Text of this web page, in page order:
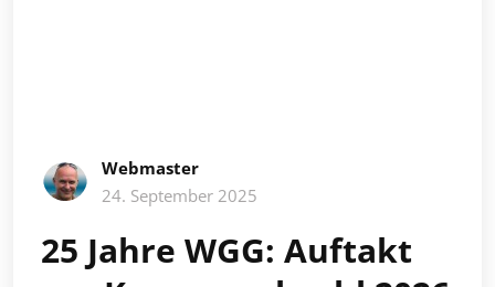
Webmaster
24. September 2025
25 Jahre WGG: Auftakt